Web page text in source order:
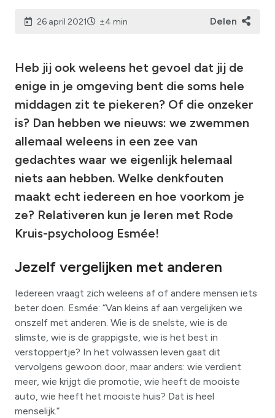
26 april 2021 ±4 min Delen
Heb jij ook weleens het gevoel dat jij de
enige in je omgeving bent die soms hele
middagen zit te piekeren? Of die onzeker
is? Dan hebben we nieuws: we zwemmen
allemaal weleens in een zee van
gedachtes waar we eigenlijk helemaal
niets aan hebben. Welke denkfouten
maakt echt iedereen en hoe voorkom je
ze? Relativeren kun je leren met Rode
Kruis-psycholoog Esmée!
Jezelf vergelijken met anderen
Iedereen vraagt zich weleens af of andere mensen iets
beter doen. Esmée: “Van kleins af aan vergelijken we
onszelf met anderen. Wie is de snelste, wie is de
slimste, wie is de grappigste, wie is het best in
verstoppertje? In het volwassen leven gaat dit
vervolgens gewoon door, maar anders: wie verdient
meer, wie krijgt die promotie, wie heeft de mooiste
auto, wie heeft het mooiste huis? Dat is heel
menselijk.”